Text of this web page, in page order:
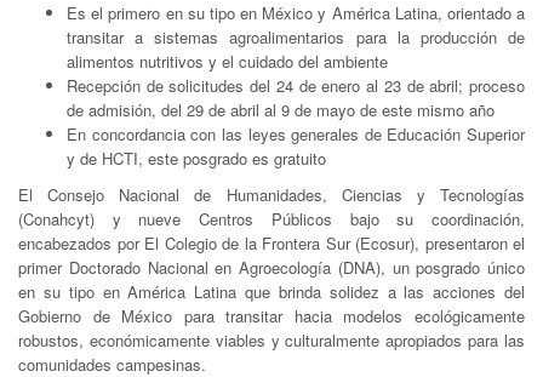
Es el primero en su tipo en México y América Latina, orientado a
transitar a sistemas agroalimentarios para la producción de
alimentos nutritivos y el cuidado del ambiente
Recepción de solicitudes del 24 de enero al 23 de abril; proceso
de admisión, del 29 de abril al 9 de mayo de este mismo año
En concordancia con las leyes generales de Educación Superior
y de HCTI, este posgrado es gratuito
El Consejo Nacional de Humanidades, Ciencias y Tecnologías
(Conahcyt) y nueve Centros Públicos bajo su coordinación,
encabezados por El Colegio de la Frontera Sur (Ecosur), presentaron el
primer Doctorado Nacional en Agroecología (DNA), un posgrado único
en su tipo en América Latina que brinda solidez a las acciones del
Gobierno de México para transitar hacia modelos ecológicamente
robustos, económicamente viables y culturalmente apropiados para las
comunidades campesinas.